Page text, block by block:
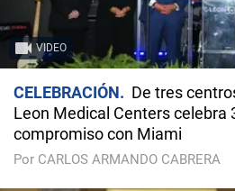
VIDEO
CELEBRACIÓN
De tres
Leon Medical Centers celebra
compromiso con Miami
Por CARLOS ARMANDO CABRERA